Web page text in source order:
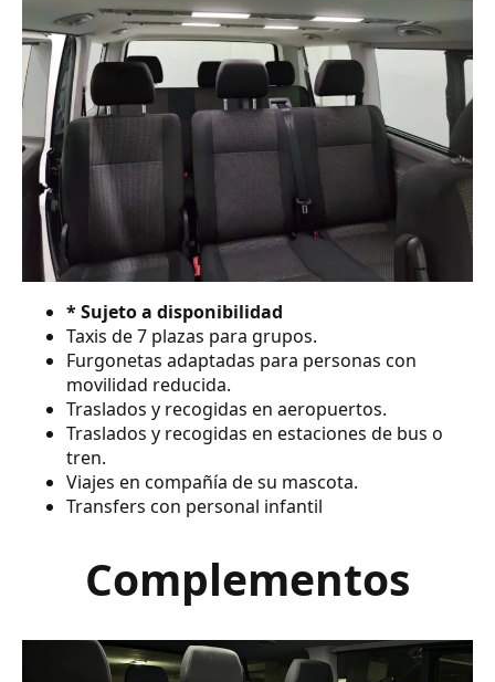
* Sujeto a disponibilidad
Taxis de 7 plazas para grupos.
Furgonetas adaptadas para personas con
movilidad reducida.
Traslados y recogidas en aeropuertos.
Traslados y recogidas en estaciones de bus o
tren.
Viajes en compañía de su mascota.
Transfers con personal infantil
Complementos